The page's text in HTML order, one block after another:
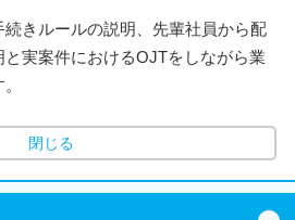
続きルールの説明、先輩社員から配
実案件におけるOJTをしながら業
閉じる